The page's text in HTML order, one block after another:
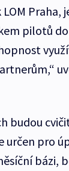
Praha,
pilotů
budou
pro
bázi,